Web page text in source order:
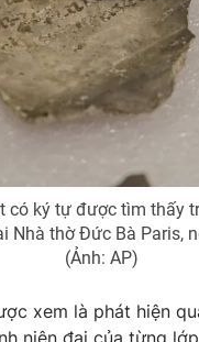
mọi hình thức nếu
Ghi rõ nguồn VTV.vn khi
có ký tự được tìm thấy
Nhà thờ Đức Bà Paris,
(Ảnh: AP)
xem là phát hiện
niên đại của từng